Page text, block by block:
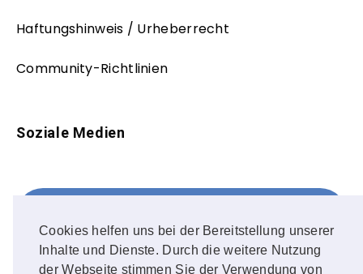
Cookies helfen uns bei der Bereitstellung unserer
Inhalte und Dienste. Durch die weitere Nutzung
der Webseite stimmen Sie der Verwendung von
Haftungshinweis / Urheberrecht
Community-Richtlinien
Soziale Medien
FOLLOW ME!
Instagram